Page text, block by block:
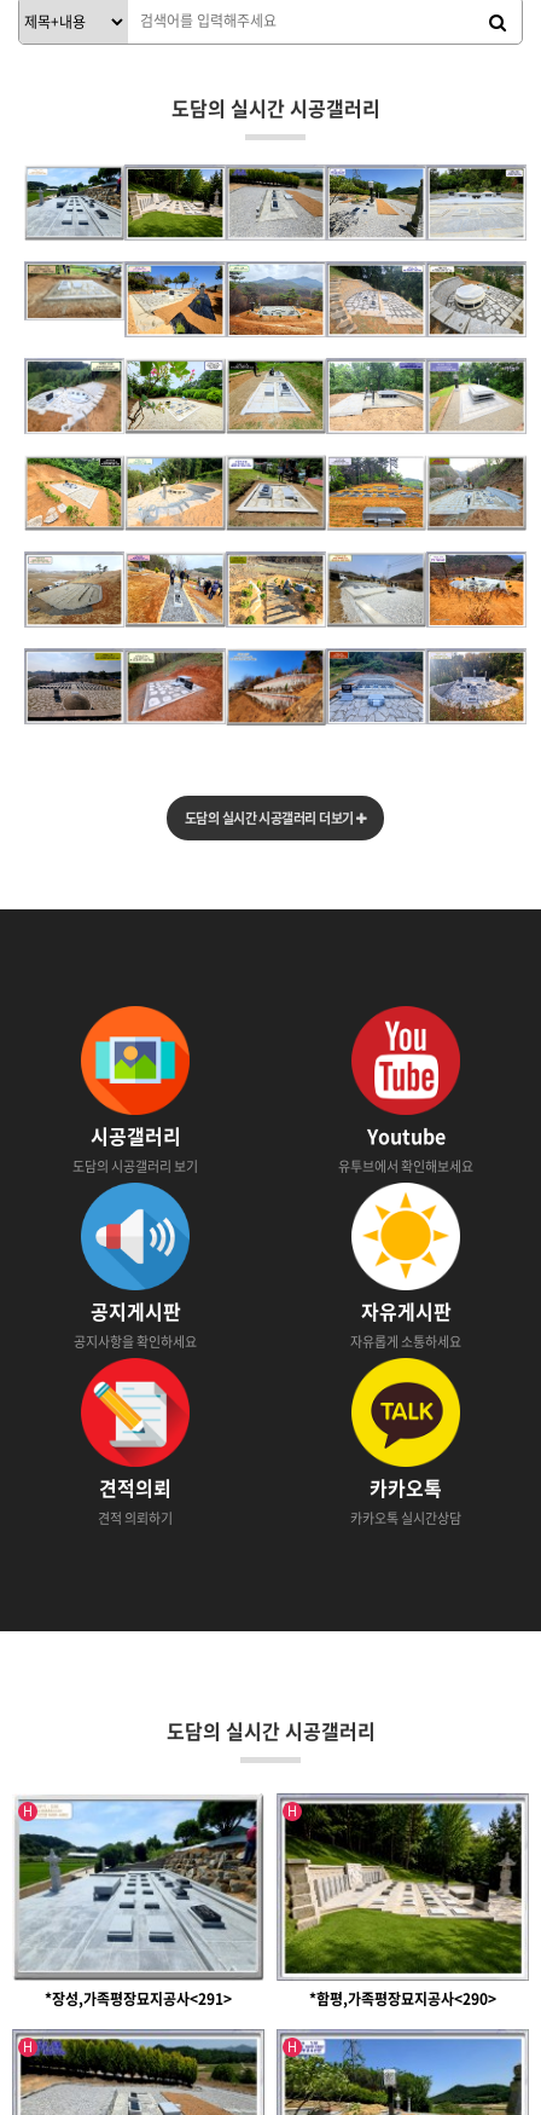
도담의 실시간 시공갤러리
*장성,가족평장묘지공사<291> *함평,가족평장묘지공사<290> *통돌평장2위/3조설치<289> *영암,묘역재단장공사<288> *진도,사각묘테석묘공사<287>
*정읍,가족평장묘공사<285>
*곡성,가족평장묘공사<284> *부여,가족평장묘공사<283> *연기군,납골묘조성공사<282>
*조치원, 원형평장공사<281> *장성, 현무암평장공사<280> *홍성, 대리석평장공사<279> *강화, 24위납골묘공사<278> *양평, 묘지대리석공사<277>
*김천, 가족형평장공사<266> *여주, 묘지,리모델링<265> *남양주, 부부형평장공사<264> *충주,평장묘지공사<262> *춘천,가족묘지공사<261>
*평택, 현무암설치공사<260> *묘지단장 및 평장묘공사<259> *석축공사 및 침목공사<258> *장수,가족평장묘공사<257> *의성,가족평장묘공사<256>
도담의 실시간 시공갤러리 더보기
시공갤러리
도담의 시공갤러리 보기
Youtube
유투브에서 확인해보세요
공지게시판
공지사항을 확인하세요
자유게시판
자유롭게 소통하세요
견적의뢰
견적 의뢰하기
카카오톡
카카오톡 실시간상담
도담의 실시간 시공갤러리
H
인기글
*장성,가족평장묘지공사<291>
H
인기글
*함평,가족평장묘지공사<290>
H
인기글
H
인기글